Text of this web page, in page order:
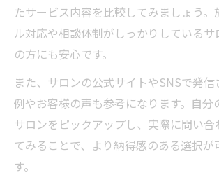
たサービス内容を比較してみましょう。
ル対応や相談体制がしっかりしている
の方にも安心です。
また、サロンの公式サイトやSNSで発
例やお客様の声も参考になります。自分
サロンをピックアップし、実際に問い合
てみることで、より納得感のある選択が
す。